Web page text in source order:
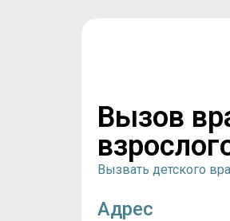
Вызов
Вызвать детского
Адрес